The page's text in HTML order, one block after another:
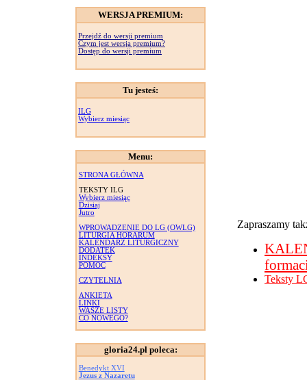
WERSJA PREMIUM:
Przejdź do wersji premium
Czym jest wersja premium?
Dostęp do wersji premium
Tu jesteś:
ILG
Wybierz miesiąc
Menu:
STRONA GŁÓWNA
TEKSTY ILG
Wybierz miesiąc
Dzisiaj
Jutro
WPROWADZENIE DO LG (OWLG)
LITURGIA HORARUM
KALENDARZ LITURGICZNY
DODATEK
INDEKSY
POMOC
CZYTELNIA
ANKIETA
LINKI
WASZE LISTY
CO NOWEGO?
gloria24.pl poleca:
Benedykt XVI
Jezus z Nazaretu
Zapraszamy
Teksty